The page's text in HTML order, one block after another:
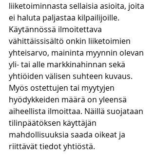
liiketoiminnasta sellaisia asioita, joita
ei haluta paljastaa kilpailijoille.
Käytännössä ilmoitettava
vähittäissisältö onkin liiketoimien
yhteisarvo, maininta myynnin olevan
yli- tai alle markkinahinnan sekä
yhtiöiden välisen suhteen kuvaus.
Myös ostettujen tai myytyjen
hyödykkeiden määrä on yleensä
aiheellista ilmoittaa. Näillä suojataan
tilinpäätöksen käyttäjän
mahdollisuuksia saada oikeat ja
riittävät tiedot yhtiöstä.